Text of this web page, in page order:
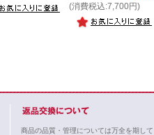
(消費税込:7,700円)
商品の品質・管理については万全を期して